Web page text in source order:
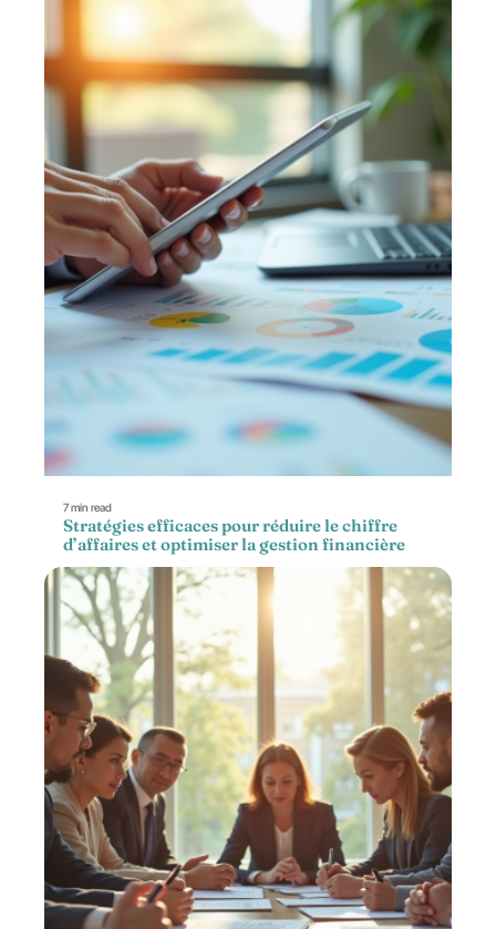
7 min read
Stratégies efficaces pour réduire le chiffre
d’affaires et optimiser la gestion financière